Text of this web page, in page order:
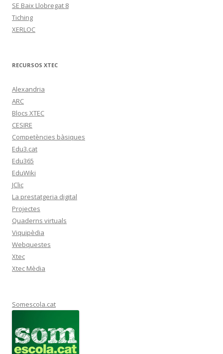
SE Baix Llobregat 8
Tiching
XERLOC
RECURSOS XTEC
Alexandria
ARC
Blocs XTEC
CESIRE
Competències bàsiques
Edu3.cat
Edu365
EduWiki
JClic
La prestatgeria digital
Projectes
Quaderns virtuals
Viquipèdia
Webquestes
Xtec
Xtec Mèdia
Somescola.cat